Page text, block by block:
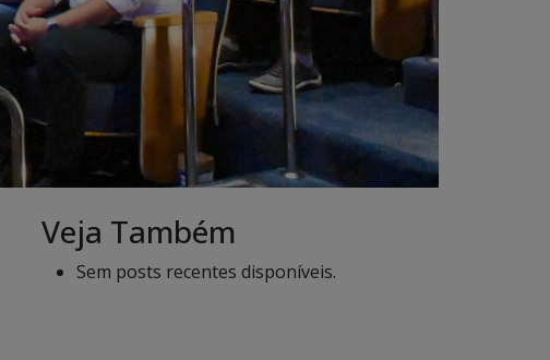
Veja Também
Sem posts recentes disponíveis.